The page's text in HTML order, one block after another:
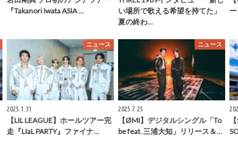
『Takanori Iwata ASIA …
い場所で歌える希望を持てた」
夏の終わ…
ニュース
2025.1.31
【LIL LEAGUE】ホールツアー完
走『LIaL PARTY』ファイナ…
ニュース
2025.7.25
【ØMI】デジタルシングル「To
be feat. 三浦大知」リリース＆…